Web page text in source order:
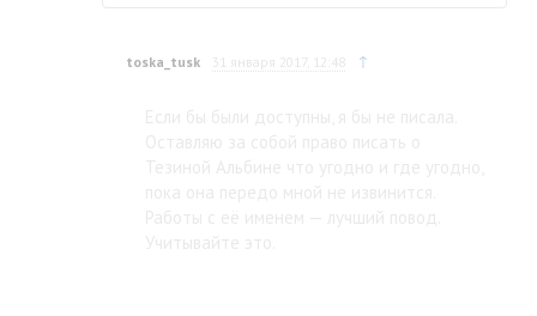
toska_tusk 31 января 2017, 12:48 ↑